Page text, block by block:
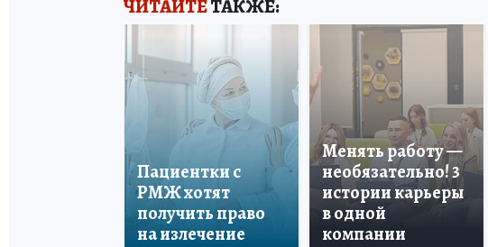
ЧИТАЙТЕТАКЖЕ:
Пациентки с
РМЖ хотят
получить право
на излечение
Менять работу —
необязательно! 3
истории карьеры
в одной
компании